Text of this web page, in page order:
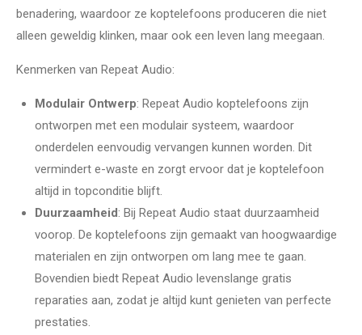
benadering, waardoor ze koptelefoons produceren die niet
alleen geweldig klinken, maar ook een leven lang meegaan.
Kenmerken van Repeat Audio:
Modulair Ontwerp: Repeat Audio koptelefoons zijn
ontworpen met een modulair systeem, waardoor
onderdelen eenvoudig vervangen kunnen worden. Dit
vermindert e-waste en zorgt ervoor dat je koptelefoon
altijd in topconditie blijft.
Duurzaamheid: Bij Repeat Audio staat duurzaamheid
voorop. De koptelefoons zijn gemaakt van hoogwaardige
materialen en zijn ontworpen om lang mee te gaan.
Bovendien biedt Repeat Audio levenslange gratis
reparaties aan, zodat je altijd kunt genieten van perfecte
prestaties.